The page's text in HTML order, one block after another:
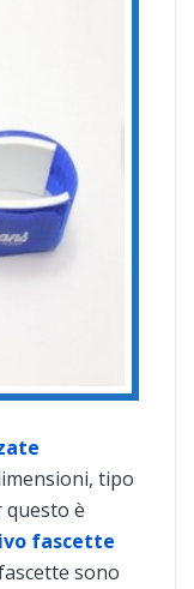
tipo
questo è
fascette
sono